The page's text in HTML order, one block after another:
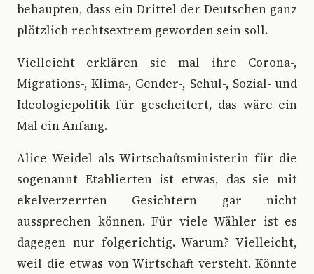
behaupten, dass ein Drittel der Deutschen ganz
plötzlich rechtsextrem geworden sein soll.
Vielleicht erklären sie mal ihre Corona-,
Migrations-, Klima-, Gender-, Schul-, Sozial- und
Ideologiepolitik für gescheitert, das wäre ein
Mal ein Anfang.
Alice Weidel als Wirtschaftsministerin für die
sogenannt Etablierten ist etwas, das sie mit
ekelverzerrten Gesichtern gar nicht
aussprechen können. Für viele Wähler ist es
dagegen nur folgerichtig. Warum? Vielleicht,
weil die etwas von Wirtschaft versteht. Könnte